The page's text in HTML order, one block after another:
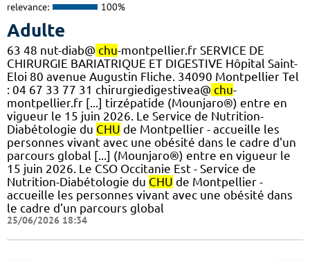
relevance: 100%
Adulte
63 48 nut-diab@ chu-montpellier.fr SERVICE DE
CHIRURGIE BARIATRIQUE ET DIGESTIVE Hôpital Saint-
Eloi 80 avenue Augustin Fliche. 34090 Montpellier Tel
: 04 67 33 77 31 chirurgiedigestivea@ chu-
montpellier.fr [...] tirzépatide (Mounjaro®) entre en
vigueur le 15 juin 2026. Le Service de Nutrition-
Diabétologie du CHU de Montpellier - accueille les
personnes vivant avec une obésité dans le cadre d'un
parcours global [...] (Mounjaro®) entre en vigueur le
15 juin 2026. Le CSO Occitanie Est - Service de
Nutrition-Diabétologie du CHU de Montpellier -
accueille les personnes vivant avec une obésité dans
le cadre d'un parcours global
25/06/2026 18:34